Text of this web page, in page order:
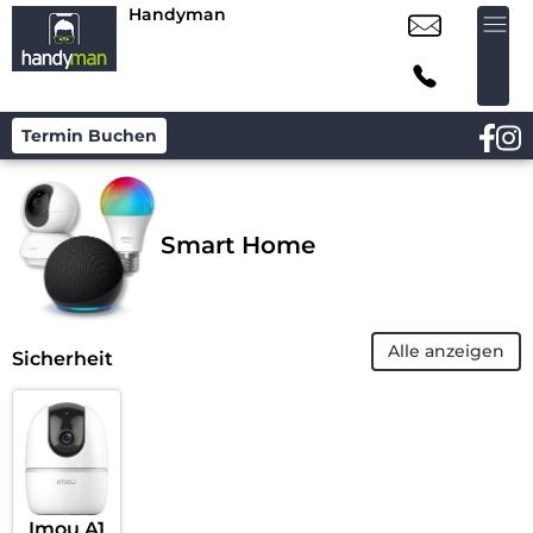
Handyman
Termin Buchen
Smart Home
Sicherheit Alle anzeigen